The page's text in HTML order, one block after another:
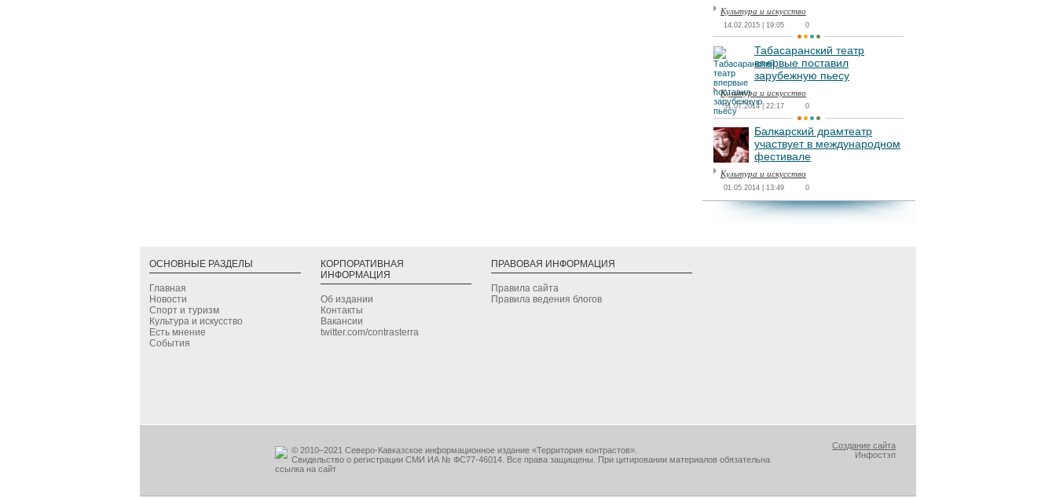
Культура и искусство
14.02.2015 | 19:05 0
Табасаранский театр
впервые поставил
зарубежную пьесу
Культура и искусство
31.07.2014 | 22:17 0
Балкарский драмтеатр
участвует в международном
фестивале
Культура и искусство
01.05.2014 | 13:49 0
ОСНОВНЫЕ РАЗДЕЛЫ
Главная
Новости
Спорт и туризм
Культура и искусство
Есть мнение
События
КОРПОРАТИВНАЯ
ИНФОРМАЦИЯ
Об издании
Контакты
Вакансии
twitter.com/contrasterra
ПРАВОВАЯ ИНФОРМАЦИЯ
Правила сайта
Правила ведения блогов
© 2010–2021 Северо-Кавказское информационное издание «Территория контрастов».
Свидельство о регистрации СМИ ИА № ФС77-46014. Все права защищены. При цитировании материалов обязательна
ссылка на сайт
Создание сайта
Инфостэп